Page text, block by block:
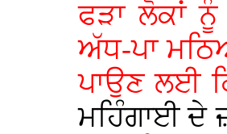
ਫੜਾ ਲੋਕਾਂ
ਅੱਧ-ਪਾ
ਪਾਉਣ ਲਈ
ਮਹਿੰਗਾਈ ਦੇ